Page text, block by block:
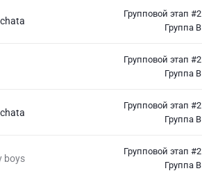
Групповой этап #2
Группа B
Групповой этап #2
Группа B
Групповой этап #2
Группа B
boys
Групповой этап #2
Группа B